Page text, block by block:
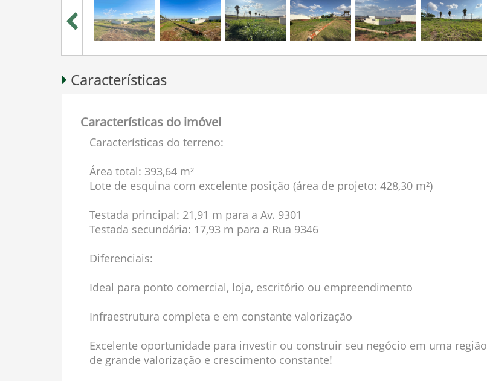
Características
Características do imóvel
Características do terreno:
Área total: 393,64 m²
Lote de esquina com excelente posição (área de projeto: 428,30 m²)
Testada principal: 21,91 m para a Av. 9301
Testada secundária: 17,93 m para a Rua 9346
Diferenciais:
Ideal para ponto comercial, loja, escritório ou empreendimento
Infraestrutura completa e em constante valorização
Excelente oportunidade para investir ou construir seu negócio em uma região
de grande valorização e crescimento constante!